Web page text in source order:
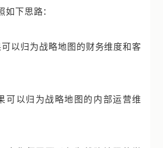
下思路：
可以归为战略地图的财务维度和客
可以归为战略地图的内部运营维